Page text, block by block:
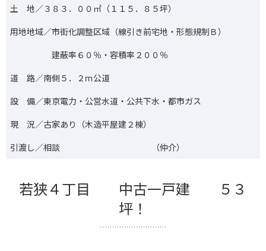
土 地／３８３．００㎡（１１５．８５坪）
用地地域／市街化調整区域（線引き前宅地・形態規制Ｂ）
建蔽率６０％・容積率２００％
道 路／南側５．２ｍ公道
設 備／東京電力・公営水道・公共下水・都市ガス
現 況／古家あり（木造平屋建２棟）
引渡し／相談 （仲介）
若狭４丁目 中古一戸建 ５３
坪！